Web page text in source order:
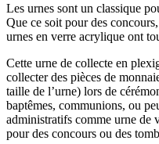
Les urnes sont un classique
Que ce soit pour des
urnes en verre acrylique ont
Cette urne de collecte en
collecter des pièces de
taille de l’urne) lors de
baptêmes, communions, ou
administratifs comme urne de
pour des concours ou des